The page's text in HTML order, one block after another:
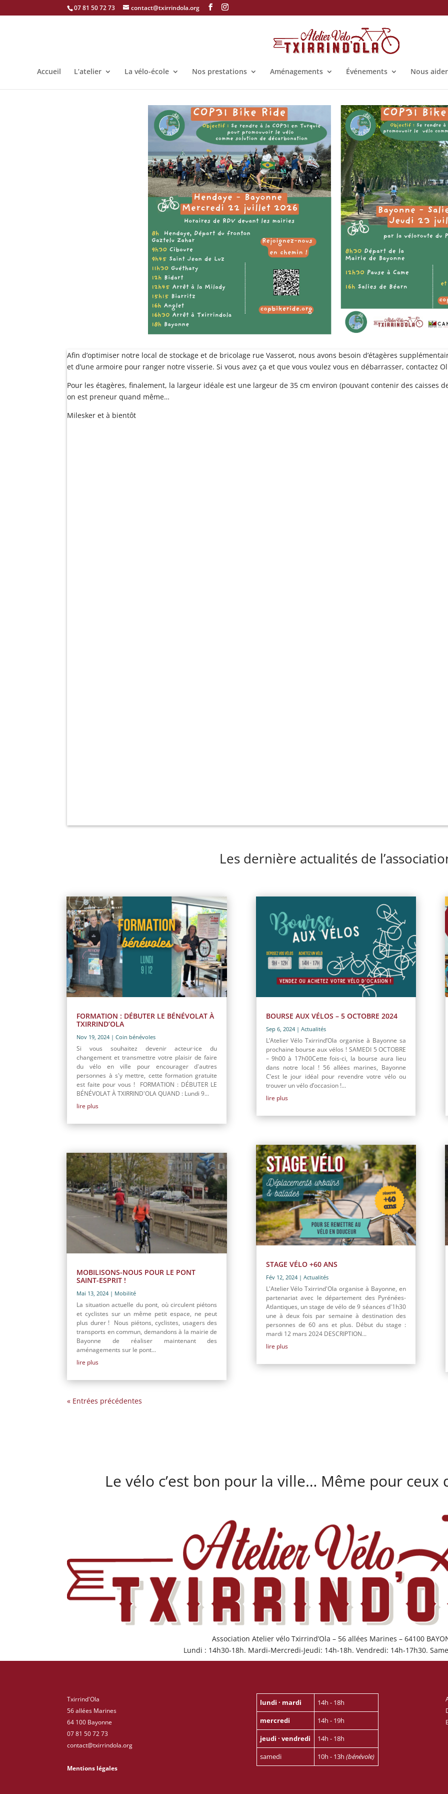
07 81 50 72 73 contact@txirrindola.org
Accueil L’atelier La vélo-école Nos prestations Aménagements Événements Nous aider
Afin d’optimiser notre local de stockage et de bricolage rue Vasserot, nous avons besoin d’étagères
et d’une armoire pour ranger notre visserie. Si vous avez ça et que vous voulez vous en débarrasser, contactez
Pour les étagères, finalement, la largeur idéale est une largeur de 35 cm environ (pouvant contenir des caisses
on est preneur quand même…
Milesker et à bientôt
Les dernière actualités de
FORMATION : DÉBUTER LE BÉNÉVOLAT À
TXIRRIND’OLA
Nov 19, 2024 |Coin bénévoles
Si vous souhaitez devenir acteur·ice du
changement et transmettre votre plaisir de faire
du vélo en ville pour encourager d'autres
personnes à s'y mettre, cette formation gratuite
est faite pour vous ! FORMATION : DÉBUTER LE
BÉNÉVOLAT À TXIRRIND'OLA QUAND : Lundi 9...
lire plus
MOBILISONS-NOUS POUR LE PONT
SAINT-ESPRIT !
Mai 13, 2024 | Mobilité
La situation actuelle du pont, où circulent piétons
et cyclistes sur un même petit espace, ne peut
plus durer ! Nous piétons, cyclistes, usagers des
transports en commun, demandons à la mairie de
Bayonne de réaliser maintenant des
aménagements sur le pont...
lire plus
BOURSE AUX VÉLOS – 5 OCTOBRE 2024
Sep 6, 2024| Actualités
L’Atelier Vélo Txirrind’Ola organise à Bayonne sa
prochaine bourse aux vélos ! SAMEDI 5 OCTOBRE
– 9h00 à 17h00Cette fois-ci, la bourse aura lieu
dans notre local ! 56 allées marines, Bayonne
C’est le jour idéal pour revendre votre vélo ou
trouver un vélo d’occasion !...
lire plus
STAGE VÉLO +60 ANS
Fév 12, 2024| Actualités
L'Atelier Vélo Txirrind'Ola organise à Bayonne, en
partenariat avec le département des Pyrénées-
Atlantiques, un stage de vélo de 9 séances d'1h30
une à deux fois par semaine à destination des
personnes de 60 ans et plus. Début du stage :
mardi 12 mars 2024 DESCRIPTION...
lire plus
« Entrées précédentes
Le vélo c’est bon pour la ville… Même pour ceux
Association Atelier vélo Txirrind’Ola – 56 allées Marines – 64100
Lundi : 14h30-18h. Mardi-Mercredi-Jeudi: 14h-18h. Vendredi: 14h-17h30.
Txirrind'Ola
56 allées Marines
64 100 Bayonne
07 81 50 72 73
contact@txirrindola.org
Mentions légales
lundi · mardi
14h - 18h
mercredi
14h - 19h
jeudi · vendredi
14h - 18h
samedi
10h - 13h (bénévole)